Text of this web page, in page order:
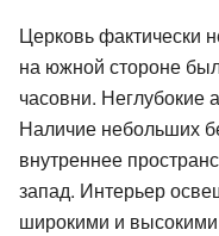
Церковь фактически
на южной стороне
часовни. Неглубокие
Наличие небольших
внутреннее
запад. Интерьер
широкими и